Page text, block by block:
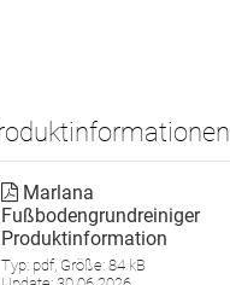
Marlana
Fußbodengrundreiniger
Produktinformation
Typ: pdf, Größe: 84 kB